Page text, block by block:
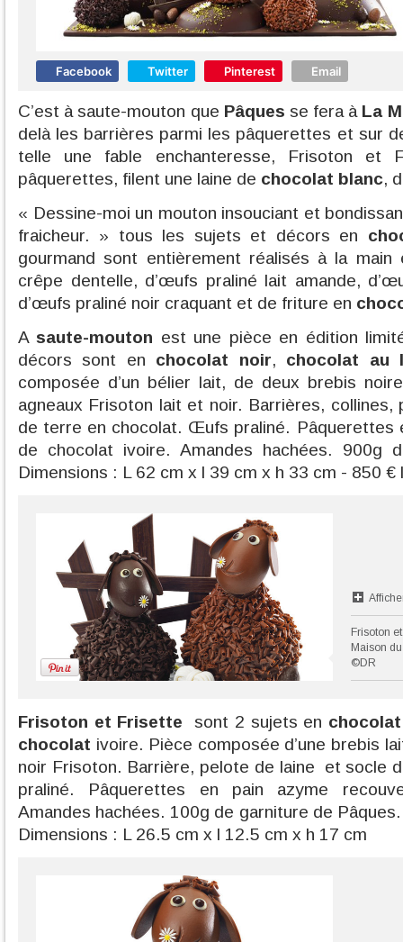
Facebook Twitter Pinterest Email
C’est à saute-mouton que Pâques se fera à La
delà les barrières parmi les pâquerettes et sur
telle une fable enchanteresse, Frisoton et
pâquerettes, filent une laine de chocolat blanc,
« Dessine-moi un mouton insouciant et
fraicheur. » tous les sujets et décors en
gourmand sont entièrement réalisés à la main
crêpe dentelle, d’œufs praliné lait amande,
d’œufs praliné noir craquant et de friture en
Asaute-mouton est une pièce en édition
décors sont en chocolat noir, chocolat au
composée d’un bélier lait, de deux brebis
agneaux Frisoton lait et noir. Barrières,
de terre en chocolat. Œufs praliné. Pâquerettes
de chocolat ivoire. Amandes hachées. 900g
Dimensions : L 62 cm x l 39 cm x h 33 cm - 850
Frisoton
Maison
©DR
Frisoton et Frisette sont 2 sujets en chocolat
chocolat ivoire. Pièce composée d’une brebis
noir Frisoton. Barrière, pelote de laine et socle
praliné. Pâquerettes en pain azyme
Amandes hachées. 100g de garniture de
Dimensions : L 26.5 cm x l 12.5 cm x h 17 cm